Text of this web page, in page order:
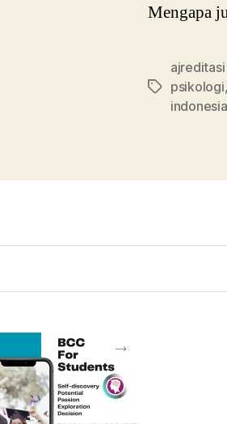
Mengapa
Tagspsikologi,
indonesia